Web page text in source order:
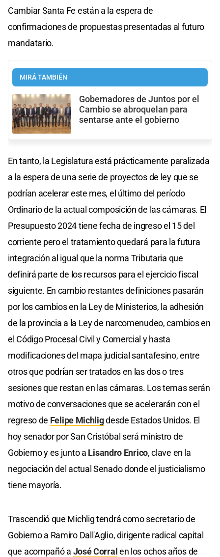
Cambiar Santa Fe están a la espera de
confirmaciones de propuestas presentadas al futuro
mandatario.
MIRÁ TAMBIÉN
Gobernadores de Juntos por el
Cambio se abroquelan para
sentarse ante el gobierno
En tanto, la Legislatura está prácticamente paralizada
a la espera de una serie de proyectos de ley que se
podrían acelerar este mes, el último del período
Ordinario de la actual composición de las cámaras. El
Presupuesto 2024 tiene fecha de ingreso el 15 del
corriente pero el tratamiento quedará para la futura
integración al igual que la norma Tributaria que
definirá parte de los recursos para el ejercicio fiscal
siguiente. En cambio restantes definiciones pasarán
por los cambios en la Ley de Ministerios, la adhesión
de la provincia a la Ley de narcomenudeo, cambios en
el Código Procesal Civil y Comercial y hasta
modificaciones del mapa judicial santafesino, entre
otros que podrían ser tratados en las dos o tres
sesiones que restan en las cámaras. Los temas serán
motivo de conversaciones que se acelerarán con el
regreso de Felipe Michligdesde Estados Unidos. El
hoy senador por San Cristóbal será ministro de
Gobierno y es junto a Lisandro Enrico, clave en la
negociación del actual Senado donde el justicialismo
tiene mayoría.
Trascendió que Michlig tendrá como secretario de
Gobierno a Ramiro Dall'Aglio, dirigente radical capital
que acompañó a José Corralen los ochos años de